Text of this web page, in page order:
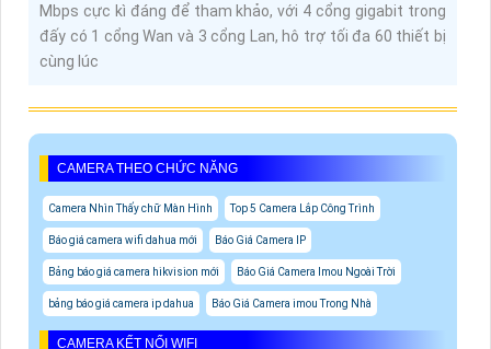
Mbps cực kì đáng để tham khảo, với 4 cổng gigabit trong
đấy có 1 cổng Wan và 3 cổng Lan, hô trợ tối đa 60 thiết bị
cùng lúc
CAMERA THEO CHỨC NĂNG
Camera Nhìn Thấy chữ Màn Hình Top 5 Camera Lắp Công Trình
Báo giá camera wifi dahua mới Báo Giá Camera IP
Bảng báo giá camera hikvision mới Báo Giá Camera Imou Ngoài Trời
bảng báo giá camera ip dahua Báo Giá Camera imou Trong Nhà
CAMERA KẾT NỐI WIFI